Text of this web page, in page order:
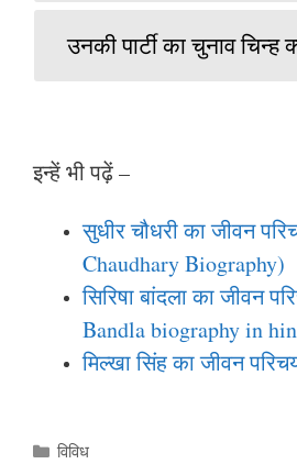
उनकी पार्टी का चुनाव चिन्ह
इन्हें भी पढ़ें –
सुधीर चौधरी का जीवन
Chaudhary Biography)
सिरिषा बांदला का जीवन
Bandla biography in
मिल्खा सिंह का जीवन
Categories
विविध